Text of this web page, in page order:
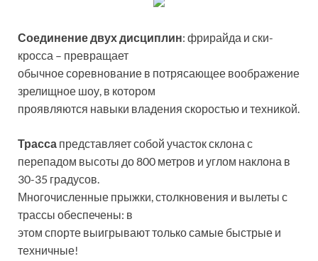
Соединение двух дисциплин: фрирайда и ски-
кросса – превращает
обычное соревнование в потрясающее воображение
зрелищное шоу, в котором
проявляются навыки владения скоростью и техникой.
Трасса представляет собой участок склона с
перепадом высоты до 800 метров и углом наклона в
30-35 градусов.
Многочисленные прыжки, столкновения и вылеты с
трассы обеспечены: в
этом спорте выигрывают только самые быстрые и
техничные!